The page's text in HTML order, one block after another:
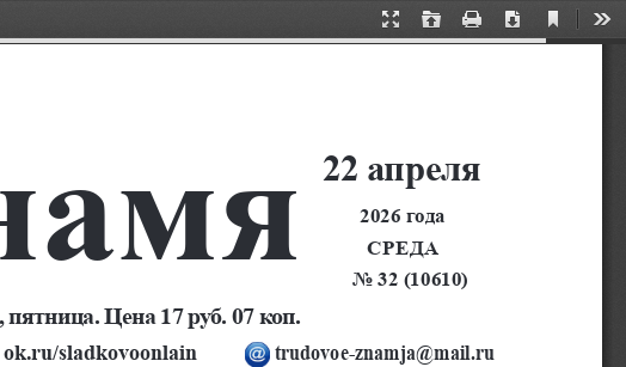
Presentation
Mode
Open Print Download
Current
View
Цена 17 руб. 07 коп.
22 апреля
2026 года
Среда
   No 32 (10610)
ok.ru/sladkovoonlain trudovoe-znamja@mail.ru